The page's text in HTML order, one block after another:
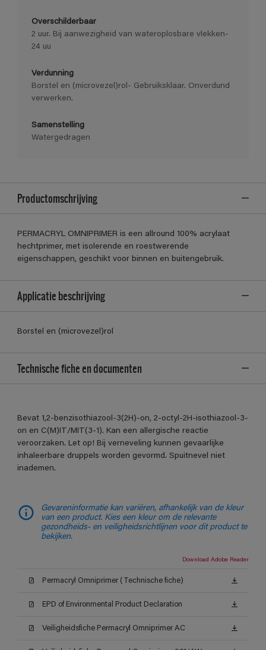
Overschilderbaar
2 uur. Bij aanwezigheid van wateroplosbare vlekken-
24 uu
Verdunning
Borstel en (microvezel)rol- Gebruiksklaar. Onverdund
verwerken.
Samenstelling
Watergedragen
Productomschrijving
PERMACRYL OMNIPRIMER is een allround 100% acrylaat
hechtprimer, met isolerende en roestwerende
eigenschappen, geschikt voor binnen en buitengebruik.
Applicatie beschrijving
Borstel en (microvezel)rol
Technische fiche en documenten
Bevat 1,2-benzisothiazool-3(2H)-on, 2-octyl-2H-isothiazool-3-
on en C(M)IT/MIT(3-1). Kan een allergische reactie
veroorzaken. Let op! Bij verneveling kunnen gevaarlijke
inhaleerbare druppels worden gevormd. Spuitnevel niet
inademen.
Gevareninformatie kan variëren, afhankelijk van de kleur
van een product. Kies een kleur om de relevante
gezondheids- en veiligheidsrichtlijnen voor dit product te
bekijken.
Download Adobe Reader
Permacryl Omniprimer (Technische fiche)
EPD of Environmental Product Declaration
Veiligheidsfiche Permacryl Omniprimer AC